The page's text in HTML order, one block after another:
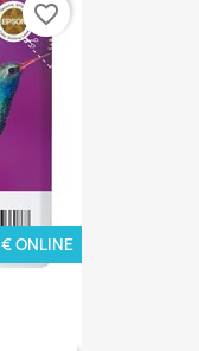
€ ONLINE
favorite_border